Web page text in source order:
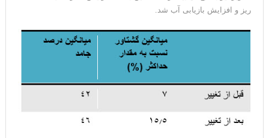
ریز و افزایش بازیابی آب شد.